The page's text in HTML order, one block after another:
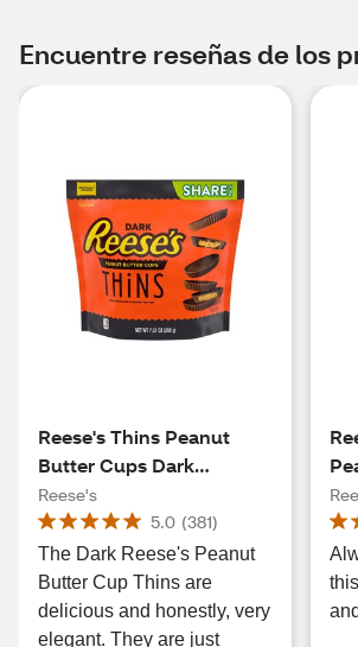
Encuentre reseñas de los
Reese's Thins Peanut
Butter Cups Dark
Chocolate Candy, 7.37 OZ
Reese's
5.0 (381)
The Dark Reese's Peanut
Butter Cup Thins are
delicious and honestly, very
elegant. They are just